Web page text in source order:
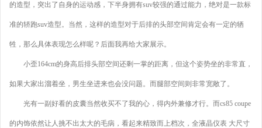
的造型，突出了自身的运动感，下半身拥有suv较强的通过能力，绝对是一款标
准的轿跑suv造型。当然，这样的造型对于后排的头部空间肯定会有一定的牺
牲，那么具体表现怎么样呢？后面我再给大家展示。
小歪164cm的身高后排头部空间还剩一掌的距离，但这个姿势坐的非常直，
如果大家出溜着坐，男生坐进来也会没问题。而腿部空间则非常宽敞了。
光有一副好看的皮囊当然收买不了我的心，得内外兼修才行。而cs85 coupe
的内饰依然让人挑不出太大的毛病，看起来精致而上档次，全液晶仪表 大尺寸